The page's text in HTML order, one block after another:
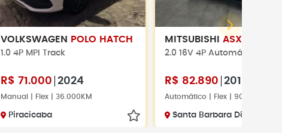
VOLKSWAGEN POLO HATCH
1.0 4P MPI Track
R$ 71.000 2024
Manual | Flex | 36.000KM
Piracicaba
MITSUBISHI ASX
2.0 16V 4P Automático
R$ 82.890 2018
Automático | Flex | 90.000KM
Santa Barbara D´oeste